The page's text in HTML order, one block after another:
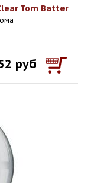
Tom Batter
руб